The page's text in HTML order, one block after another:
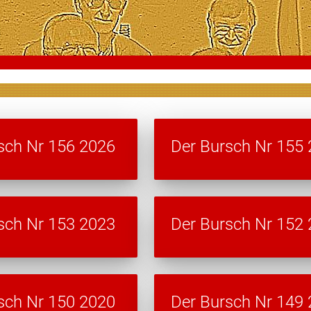
Nr 156 2026 Der Bursch Nr 155
Nr 153 2023 Der Bursch Nr 152
Nr 150 2020 Der Bursch Nr 149